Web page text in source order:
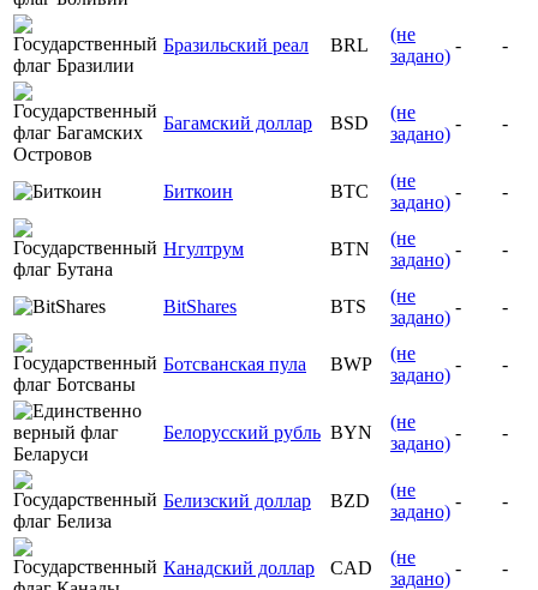
Бразильский реал BRL
(не
задано)
- -
Багамский доллар BSD
(не
задано)
- -
Биткоин BTC
(не
задано)
- -
Нгултрум BTN
(не
задано)
- -
BitShares BTS
(не
задано)
- -
Ботсванская пула BWP
(не
задано)
- -
Белорусский рубль BYN
(не
задано)
- -
Белизский доллар BZD
(не
задано)
- -
Канадский доллар CAD
(не
задано)
- -